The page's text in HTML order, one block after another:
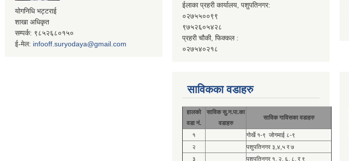
योगनिधि भट्टराई
शाखा अधिकृत
सम्पर्क: ९८५२६८०१५०
ई-मेल: infooff.suryodaya@gmail.com
ईलाका प्रहरी कार्यालय, पशुपतिनगर:
०२७५५००९९
९७५२६०५४२८
प्रहरी चौकी, फिक्कल :
०२७५४०२१८
साविकका वडाहरु
हालको
वडा नं.
साविक सु.न.पा.का
वडाहरु
साविक गाविसका वडाहरु
१
गोर्खे १-९ जोगमाई ८-९
२
पशुपतिनगर ३,४,५ र ७
३
पशुपतिनगर १, २, ६, ८, र ९